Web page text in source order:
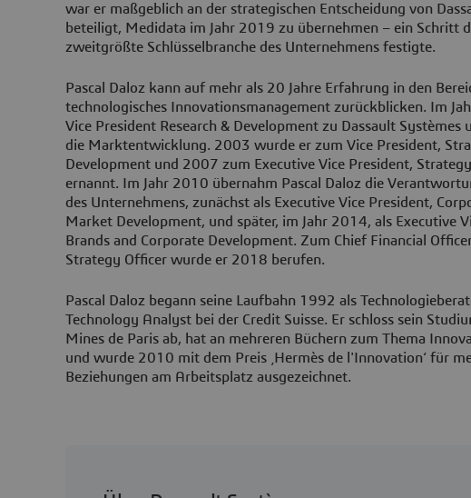
war er maßgeblich an der strategischen Entscheidung von
beteiligt, Medidata im Jahr 2019 zu übernehmen – ein Schritt
zweitgrößte Schlüsselbranche des Unternehmens festigte.
Pascal Daloz kann auf mehr als 20 Jahre Erfahrung in den
technologisches Innovationsmanagement zurückblicken. Im
Vice President Research & Development zu Dassault
die Marktentwicklung. 2003 wurde er zum Vice President,
Development und 2007 zum Executive Vice President,
ernannt. Im Jahr 2010 übernahm Pascal Daloz die
des Unternehmens, zunächst als Executive Vice President,
Market Development, und später, im Jahr 2014, als Executive
Brands and Corporate Development. Zum Chief Financial
Strategy Officer wurde er 2018 berufen.
Pascal Daloz begann seine Laufbahn 1992 als
Technology Analyst bei der Credit Suisse. Er schloss sein
Mines de Paris ab, hat an mehreren Büchern zum Thema
und wurde 2010 mit dem Preis ‚Hermès de l'Innovation‘ für
Beziehungen am Arbeitsplatz ausgezeichnet.